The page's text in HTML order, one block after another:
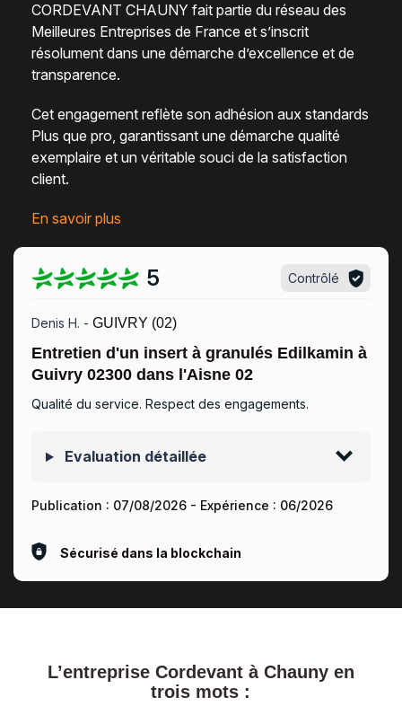
CORDEVANT CHAUNY fait partie du réseau des
Meilleures Entreprises de France et s’inscrit
résolument dans une démarche d’excellence et de
transparence.
Cet engagement reflète son adhésion aux standards
Plus que pro, garantissant une démarche qualité
exemplaire et un véritable souci de la satisfaction
client.
En savoir plus
5 Contrôlé
Denis H. - GUIVRY (02)
Entretien d'un insert à granulés Edilkamin à
Guivry 02300 dans l'Aisne 02
Qualité du service. Respect des engagements.
Evaluation détaillée
Publication : 07/08/2026 - Expérience : 06/2026
Sécurisé dans la blockchain
L’entreprise Cordevant à Chauny en
trois mots :